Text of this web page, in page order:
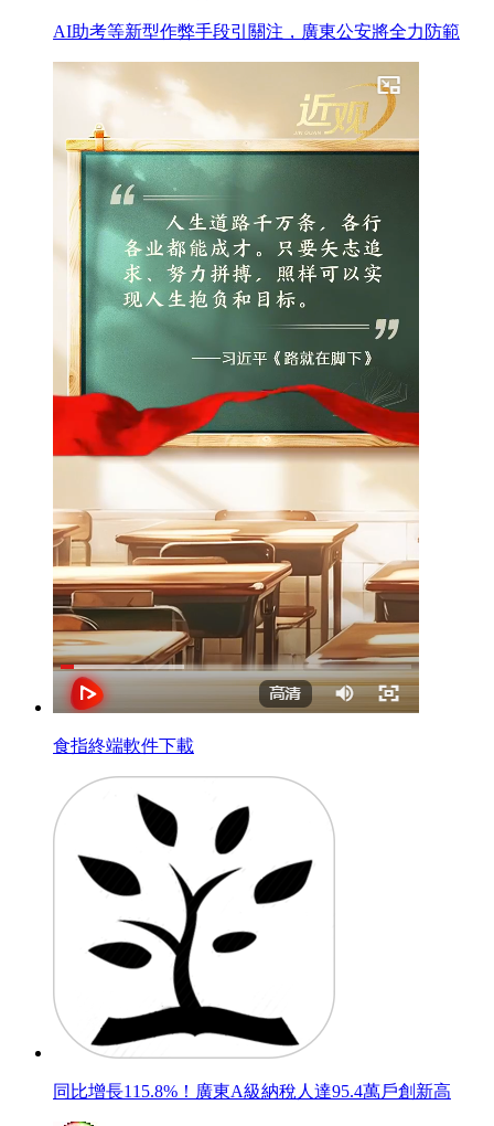
AI助考等新型作弊手段引關注，廣東公安將全力防範
食指終端軟件下載
同比增長115.8%！廣東A級納稅人達95.4萬戶創新高